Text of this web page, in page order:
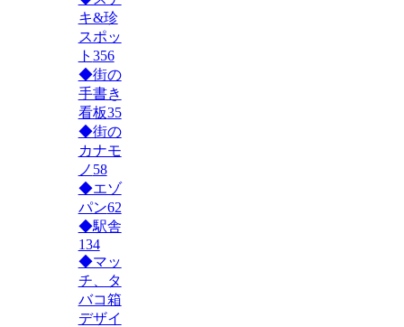
キ&珍
スポッ
ト 356
◆街の
手書き
看板35
◆街の
カナモ
ノ 58
◆エゾ
パン62
◆駅舎
134
◆マッ
チ、タ
バコ箱
デザイ